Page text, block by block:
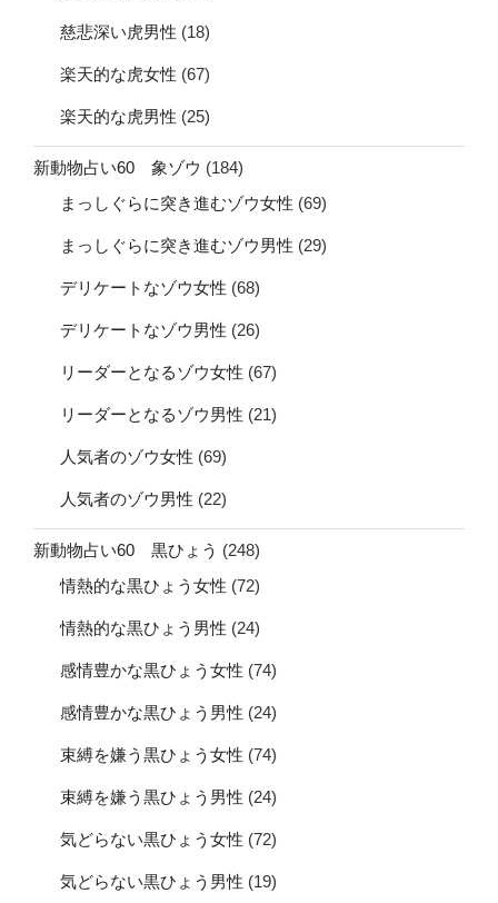
慈悲深い虎男性 (18)
楽天的な虎女性 (67)
楽天的な虎男性 (25)
新動物占い60 象ゾウ (184)
まっしぐらに突き進むゾウ女性 (69)
まっしぐらに突き進むゾウ男性 (29)
デリケートなゾウ女性 (68)
デリケートなゾウ男性 (26)
リーダーとなるゾウ女性 (67)
リーダーとなるゾウ男性 (21)
人気者のゾウ女性 (69)
人気者のゾウ男性 (22)
新動物占い60 黒ひょう (248)
情熱的な黒ひょう女性 (72)
情熱的な黒ひょう男性 (24)
感情豊かな黒ひょう女性 (74)
感情豊かな黒ひょう男性 (24)
束縛を嫌う黒ひょう女性 (74)
束縛を嫌う黒ひょう男性 (24)
気どらない黒ひょう女性 (72)
気どらない黒ひょう男性 (19)